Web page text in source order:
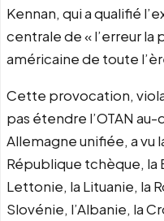
Kennan, qui a qualifié
centrale de « l’erreur
américaine de toute
Cette provocation,
pas étendre l’OTAN
Allemagne unifiée, a vu
République tchèque, la
Lettonie, la Lituanie, la
Slovénie, l’Albanie, la